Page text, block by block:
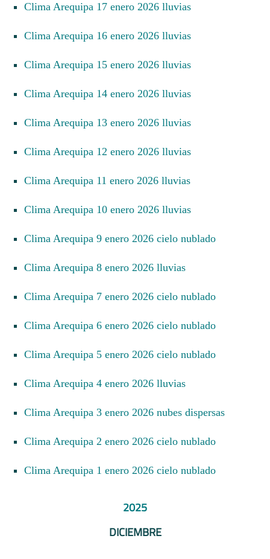
Clima Arequipa 17 enero 2026 lluvias
Clima Arequipa 16 enero 2026 lluvias
Clima Arequipa 15 enero 2026 lluvias
Clima Arequipa 14 enero 2026 lluvias
Clima Arequipa 13 enero 2026 lluvias
Clima Arequipa 12 enero 2026 lluvias
Clima Arequipa 11 enero 2026 lluvias
Clima Arequipa 10 enero 2026 lluvias
Clima Arequipa 9 enero 2026 cielo nublado
Clima Arequipa 8 enero 2026 lluvias
Clima Arequipa 7 enero 2026 cielo nublado
Clima Arequipa 6 enero 2026 cielo nublado
Clima Arequipa 5 enero 2026 cielo nublado
Clima Arequipa 4 enero 2026 lluvias
Clima Arequipa 3 enero 2026 nubes dispersas
Clima Arequipa 2 enero 2026 cielo nublado
Clima Arequipa 1 enero 2026 cielo nublado
2025
DICIEMBRE